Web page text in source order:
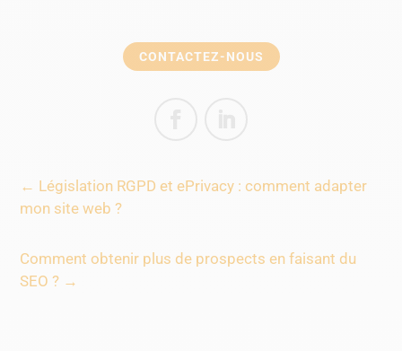
CONTACTEZ-NOUS
← Législation RGPD et ePrivacy : comment adapter
mon site web ?
Comment obtenir plus de prospects en faisant du
SEO ? →